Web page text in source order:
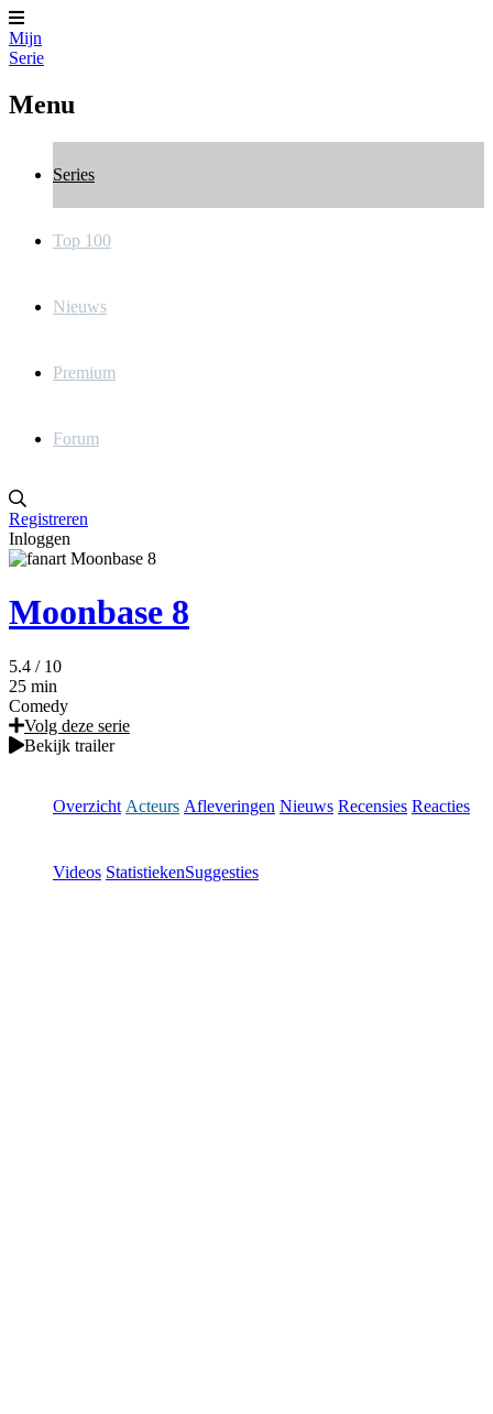
Mijn
Serie
Menu
Series
Top 100
Nieuws
Premium
Forum
Registreren
Inloggen
Moonbase 8
5.4 / 10
25 min
Comedy
Volg deze serie
Bekijk trailer
Overzicht Acteurs Afleveringen Nieuws Recensies Reacties
Videos StatistiekenSuggesties